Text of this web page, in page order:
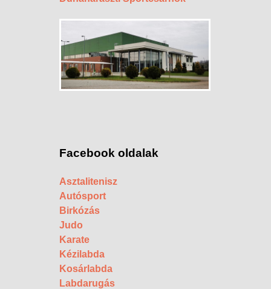
Facebook oldalak
Asztalitenisz
Autósport
Birkózás
Judo
Karate
Kézilabda
Kosárlabda
Labdarugás